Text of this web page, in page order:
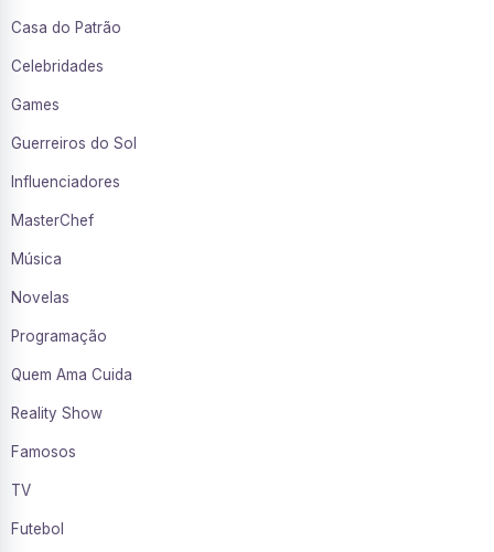
Casa do Patrão
Celebridades
Games
Guerreiros do Sol
Influenciadores
MasterChef
Música
Novelas
Programação
Quem Ama Cuida
Reality Show
Famosos
TV
Futebol